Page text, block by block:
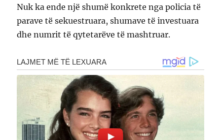
Nuk ka ende një shumë konkrete nga policia të
parave të sekuestruara, shumave të investuara
dhe numrit të qytetarëve të mashtruar.